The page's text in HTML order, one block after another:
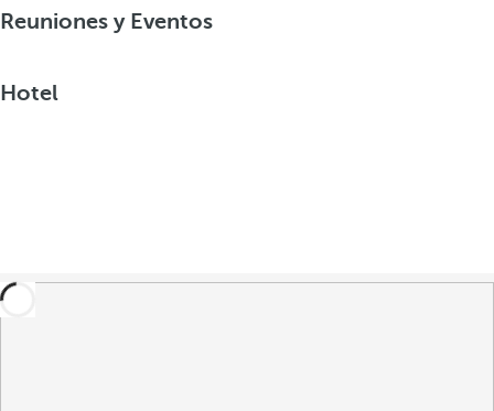
Reuniones y Eventos
Hotel